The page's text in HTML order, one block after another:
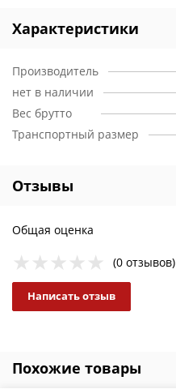
Характеристики
Производитель
нет в наличии
Вес брутто
Транспортный размер
Отзывы
Общая оценка
(0 отзывов)
Написать отзыв
Похожие товары